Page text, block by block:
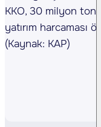
KKO, 30 milyon ton
yatırım harcaması
(Kaynak: KAP)